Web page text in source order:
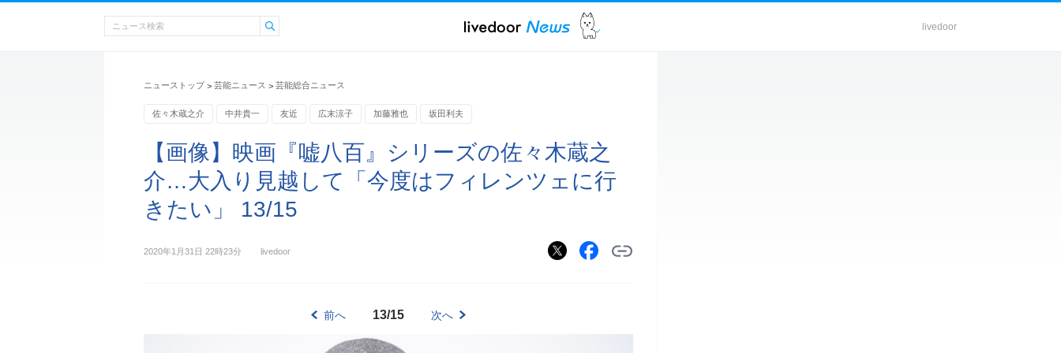
livedoor
ニューストップ > 芸能ニュース > 芸能総合ニュース
佐々木蔵之介 中井貴一 友近 広末涼子 加藤雅也 坂田利夫
【画像】映画『嘘八百』シリーズの佐々木蔵之
介…大入り見越して「今度はフィレンツェに行
きたい」 13/15
2020年1月31日 22時23分 livedoor
前へ 13/15 次へ